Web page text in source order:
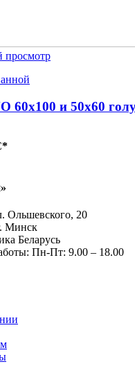
просмотр
60х100 и 50х60
*
Ольшевского, 20
Минск
Беларусь
Пн-Пт: 9.00 – 18.00